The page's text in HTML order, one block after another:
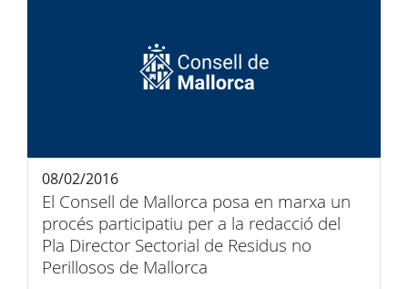
El Consell de Mallorca posa en marxa un
procés participatiu per a la redacció del
Pla Director Sectorial de Residus no
Perillosos de Mallorca
08/02/2016